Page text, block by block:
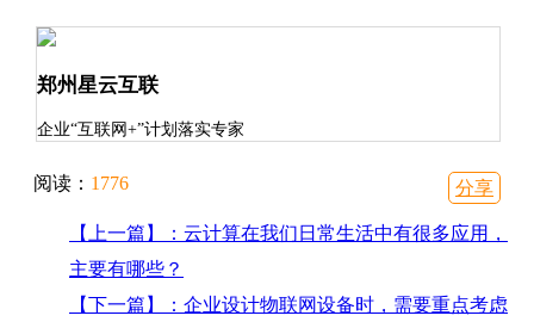
郑州星云互联
企业“互联网+”计划落实专家
阅读： 1776 分享
【上一篇】：云计算在我们日常生活中有很多应用，
主要有哪些？
【下一篇】：企业设计物联网设备时，需要重点考虑